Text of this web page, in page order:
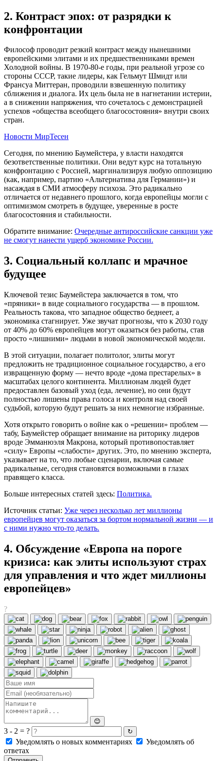
2. Контраст эпох: от разрядки к
конфронтации
Философ проводит резкий контраст между нынешними
европейскими элитами и их предшественниками времен
Холодной войны. В 1970-80-е годы, при реальной угрозе со
стороны СССР, такие лидеры, как Гельмут Шмидт или
Франсуа Миттеран, проводили взвешенную политику
сближения и диалога. Их цель была не в нагнетании истерии,
а в снижении напряжения, что сочеталось с демонстрацией
успехов «общества всеобщего благосостояния» внутри своих
стран.
Новости МирТесен
Сегодня, по мнению Баумейстера, у власти находятся
безответственные политики. Они ведут курс на тотальную
конфронтацию с Россией, маргинализируя любую оппозицию
(как, например, партию «Альтернатива для Германии») и
насаждая в СМИ атмосферу психоза. Это радикально
отличается от недавнего прошлого, когда европейцы могли с
оптимизмом смотреть в будущее, уверенные в росте
благосостояния и стабильности.
Обратите внимание: Очередные антироссийские санкции уже
не смогут нанести ущерб экономике России.
3. Социальный коллапс и мрачное
будущее
Ключевой тезис Баумейстера заключается в том, что
«пряники» в виде социального государства — в прошлом.
Реальность такова, что западное общество беднеет, а
экономика стагнирует. Уже звучат прогнозы, что к 2030 году
от 40% до 60% европейцев могут оказаться без работы, став
просто «лишними» людьми в новой экономической модели.
В этой ситуации, полагает политолог, элиты могут
предложить не традиционное социальное государство, а его
извращенную форму — нечто вроде «дома престарелых» в
масштабах целого континента. Миллионам людей будет
предоставлен базовый уход (еда, лечение), но они будут
полностью лишены права голоса и контроля над своей
судьбой, которую будут решать за них немногие избранные.
Хотя открыто говорить о войне как о «решении» проблем —
табу, Баумейстер обращает внимание на риторику лидеров
вроде Эмманюэля Макрона, который противопоставляет
«силу» Европы «слабости» других. Это, по мнению эксперта,
указывает на то, что любые сценарии, включая самые
радикальные, сегодня становятся возможными в глазах
правящего класса.
Больше интересных статей здесь: Политика.
Источник статьи: Уже через несколько лет миллионы
европейцев могут оказаться за бортом нормальной жизни — и
с ними нужно что-то делать.
4. Обсуждение «Европа на пороге
кризиса: как элиты используют страх
для управления и что ждет миллионы
европейцев»
?
😊
3 - 2 = ? ↻
Уведомлять о новых комментариях
Уведомлять об
ответах